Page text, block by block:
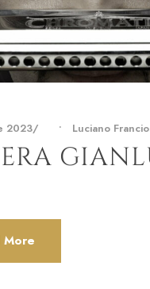
2023 • Luciano
More